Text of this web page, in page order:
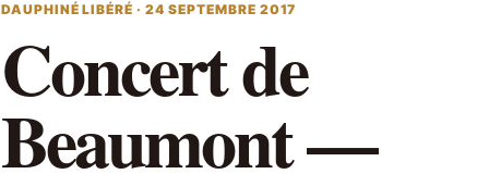
DAUPHINÉ LIBÉRÉ · 24 SEPTEMBRE 2017
Concert de
Beaumont —